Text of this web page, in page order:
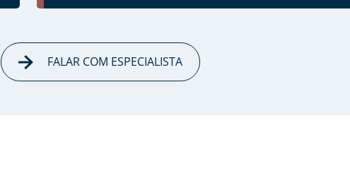
FALAR COM ESPECIALISTA